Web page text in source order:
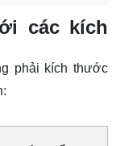
các kích
phải kích thước